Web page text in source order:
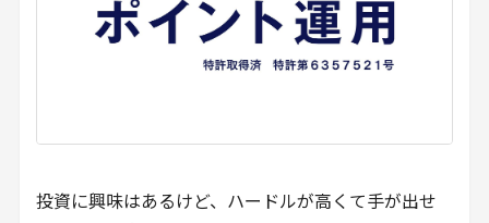
投資に興味はあるけど、ハードルが高くて手が出せ